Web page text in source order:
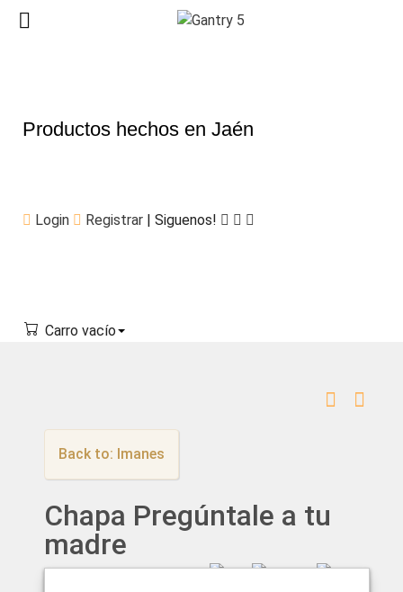
Productos hechos en Jaén
Login Registrar | Siguenos!
Carro vacío
Back to: Imanes
Chapa Pregúntale a tu
madre